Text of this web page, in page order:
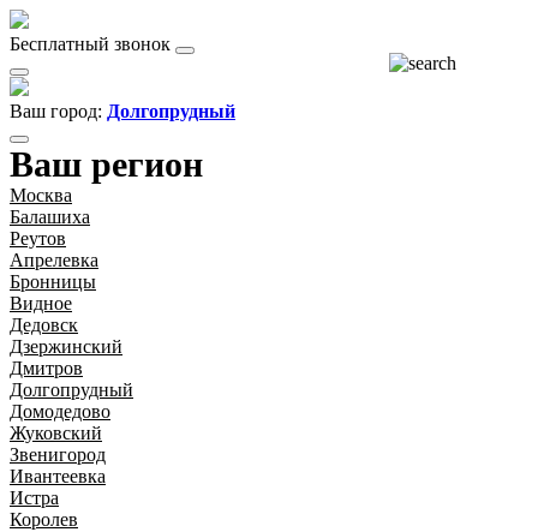
Бесплатный звонок
Ваш город: Долгопрудный
Ваш регион
Москва
Балашиха
Реутов
Апрелевка
Бронницы
Видное
Дедовск
Дзержинский
Дмитров
Долгопрудный
Домодедово
Жуковский
Звенигород
Ивантеевка
Истра
Королев